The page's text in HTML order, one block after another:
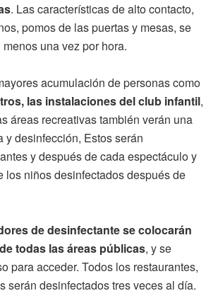
. Las características de alto contacto,
pomos de las puertas y mesas, se
una vez por hora.
acumulación de personas como
las instalaciones del club infantil,
áreas recreativas también verán una
y desinfección, Estos serán
y después de cada espectáculo y
los niños desinfectados después de
de desinfectante se colocarán
todas las áreas públicas, y se
para acceder. Todos los restaurantes,
serán desinfectados tres veces al día.